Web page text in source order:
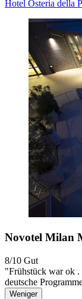
Hotel Osteria della
Novotel Milan
8/10 Gut
"Frühstück war ok
deutsche
Weniger